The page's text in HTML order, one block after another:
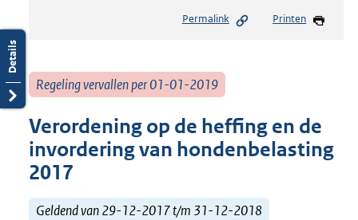
Permalink Printen
Regeling vervallen per 01-01-2019
Verordening op de heffing en de
invordering van hondenbelasting
2017
Geldend van 29-12-2017 t/m 31-12-2018